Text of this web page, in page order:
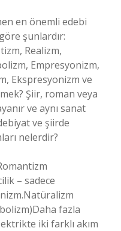
en önemli edebi
şunlardır:
Realizm,
Empresyonizm,
Ekspresyonizm ve
Şiir, roman veya
ve aynı sanat
ve şiirde
nelerdir?
– sadece
fazla
iki farklı akım